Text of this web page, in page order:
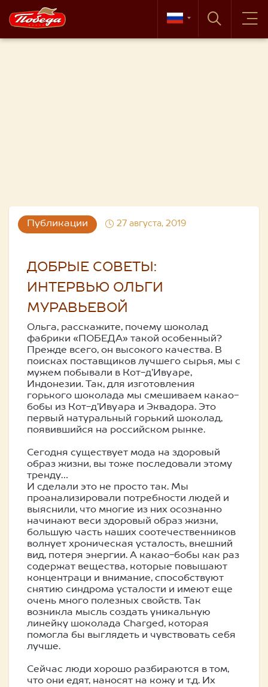
Публикации 27 августа, 2019
ДОБРЫЕ СОВЕТЫ:
ИНТЕРВЬЮ ОЛЬГИ
МУРАВЬЕВОЙ
Ольга, расскажите, почему шоколад
фабрики «ПОБЕДА» такой особенный?
Прежде всего, он высокого качества. В
поисках поставщиков лучшего сырья, мы с
мужем побывали в Кот-д’Ивуаре,
Индонезии. Так, для изготовления
горького шоколада мы смешиваем какао-
бобы из Кот-д’Ивуара и Эквадора. Это
первый натуральный горький шоколад,
появившийся на российском рынке.
Сегодня существует мода на здоровый
образ жизни, вы тоже последовали этому
тренду…
И сделали это не просто так. Мы
проанализировали потребности людей и
выяснили, что многие из них осознанно
начинают веси здоровый образ жизни,
большую часть наших соотечественников
волнует хроническая усталость, внешний
вид, потеря энергии. А какао-бобы как раз
содержат вещества, которые повышают
концентраци и внимание, способствуют
снятию синдрома усталости и имеют еще
очень много полезных свойств. Так
возникла мысль создать уникальную
линейку шоколада Charged, которая
помогла бы выглядеть и чувствовать себя
лучше.
Сейчас люди хорошо разбираются в том,
что они едят, наносят на кожу и т.д. Их